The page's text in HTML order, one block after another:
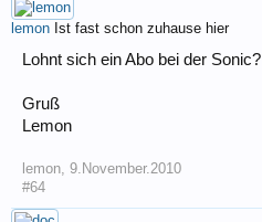
lemon Ist fast schon zuhause hier
Lohnt sich ein Abo bei der Sonic?
Gruß
Lemon
lemon, 9.November.2010
#64